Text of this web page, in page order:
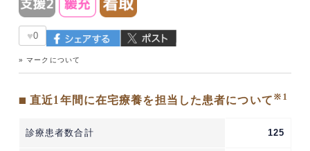
♥0
» マークについて
■ 直近1年間に在宅療養を担当した患者について※1
診療患者数合計 125